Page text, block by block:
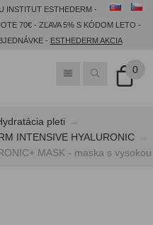
INSTITUT ESTHEDERM -
70€ - ZĽAVA 5% S KÓDOM LETO -
- ESTHEDERM AKCIA
0
pleti
INTENSIVE HYALURONIC
MASK - maska s